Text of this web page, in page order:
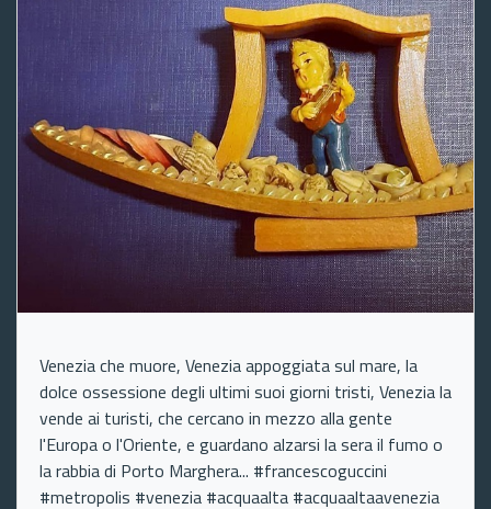
Venezia che muore, Venezia appoggiata sul mare, la
dolce ossessione degli ultimi suoi giorni tristi, Venezia la
vende ai turisti, che cercano in mezzo alla gente
l'Europa o l'Oriente, e guardano alzarsi la sera il fumo o
la rabbia di Porto Marghera... #francescoguccini
#metropolis #venezia #acquaalta #acquaaltaavenezia